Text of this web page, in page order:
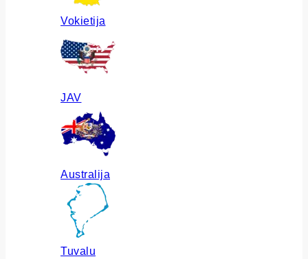
Vokietija
JAV
Australija
Tuvalu